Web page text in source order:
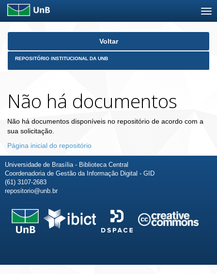
Skip
Voltar
REPOSITÓRIO INSTITUCIONAL DA UNB
Não há documentos
Não há documentos disponíveis no repositório de acordo com a
sua solicitação.
Página inicial do repositório
Universidade de Brasília - Biblioteca Central
Coordenadoria de Gestão da Informação Digital - GID
(61) 3107-2683
repositorio@unb.br